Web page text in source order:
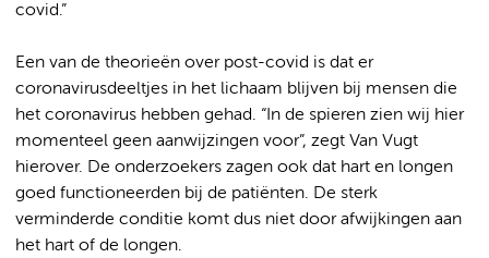
covid.”
Een van de theorieën over post-covid is dat er
coronavirusdeeltjes in het lichaam blijven bij mensen die
het coronavirus hebben gehad. “In de spieren zien wij hier
momenteel geen aanwijzingen voor”, zegt Van Vugt
hierover. De onderzoekers zagen ook dat hart en longen
goed functioneerden bij de patiënten. De sterk
verminderde conditie komt dus niet door afwijkingen aan
het hart of de longen.